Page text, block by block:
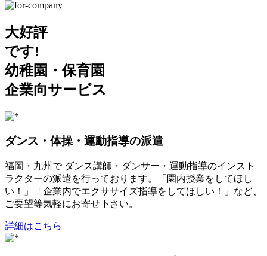
大好評
です!
幼稚園・保育園
企業向サービス
ダンス・体操・運動指導の派遣
福岡・九州で ダンス講師・ダンサー・運動指導のインスト
ラクターの派遣を行っております。「園内授業をしてほし
い！」「企業内でエクササイズ指導をしてほしい！」など、
ご要望等気軽にお寄せ下さい。
詳細はこちら